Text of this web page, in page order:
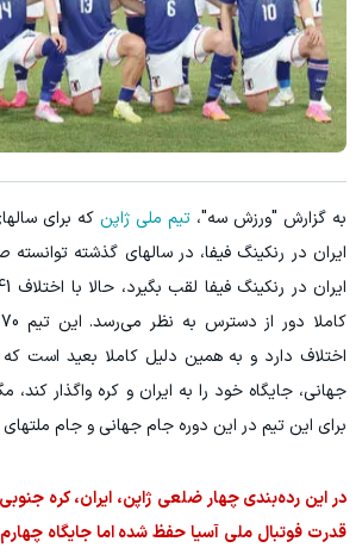
به گزارش "ورزش سه"، تیم ملی ژاپن که برای
ایران در رنکینگ فیفا، در سالهای گذشته توانسته
اختلاف دارد و به همین دلیل کاملا بعید است
جهانی، جایگاه خود را به ایران و کره واگذار کند،
برای این تیم در این دوره جام جهانی و جام ملتهای 2027 رقم بخورد.
در این رده‌بندی چهار ضلعی ژاپن، ایران، کره جنوبی
قدرت فوتبال ملی آسیا حفظ شده اما جایگاه